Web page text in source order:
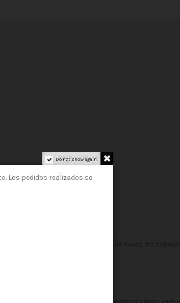
Do not show again.
Los pedidos realizados se